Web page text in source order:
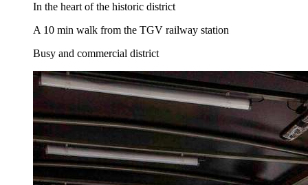
In the heart of the historic district
A 10 min walk from the TGV railway station
Busy and commercial district